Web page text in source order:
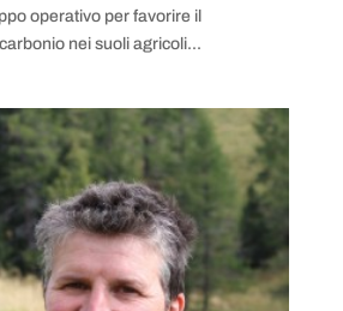
operativo per favorire il
nei suoli agricoli...